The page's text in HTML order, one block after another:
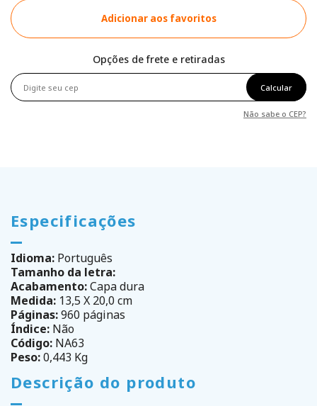
Adicionar aos favoritos
Opções de frete e retiradas
Calcular
Não sabe o CEP?
Especificações
Idioma: Português
Tamanho da letra:
Acabamento:Capa dura
Medida: 13,5 X 20,0 cm
Páginas:960 páginas
Índice: Não
Código: NA63
Peso:0,443 Kg
Descrição do produto